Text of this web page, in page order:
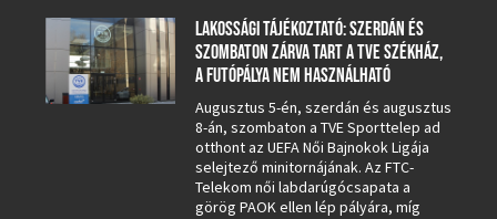
LAKOSSÁGI TÁJÉKOZTATÓ: SZERDÁN ÉS
SZOMBATON ZÁRVA TART A TVE SZÉKHÁZ,
A FUTÓPÁLYA NEM HASZNÁLHATÓ
Augusztus 5-én, szerdán és augusztus
8-án, szombaton a TVE Sporttelep ad
otthont az UEFA Női Bajnokok Ligája
selejtező minitornájának. Az FTC-
Telekom női labdarúgócsapata a
görög PAOK ellen lép pályára, míg